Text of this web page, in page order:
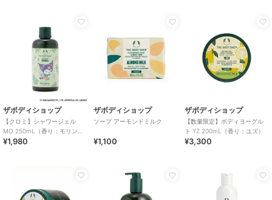
ザボディショップ
【クロミ】シャワージェル
MO 250mL（香り：モリン
ガ）
¥1,980
ザボディショップ
ソープ アーモンドミルク
¥1,100
ザボディショップ
【数量限定】ボディヨーグル
ト YZ 200mL（香り：ユズ）
¥3,300